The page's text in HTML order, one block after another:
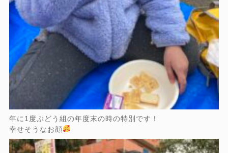
年に1度ぶどう組の年度末の時の特別です！
幸せそうなお顔